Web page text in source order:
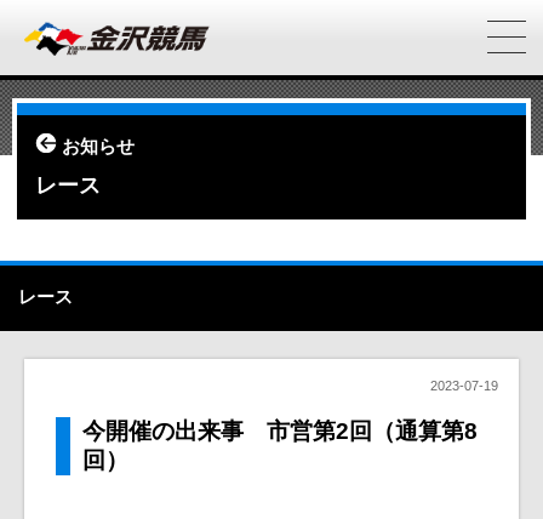
お知らせ
レース
レース
2023-07-19
今開催の出来事 市営第2回（通算第8
回）